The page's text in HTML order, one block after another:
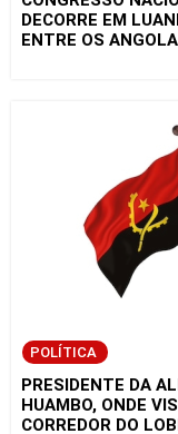
DECORRE EM
ENTRE OS
POLÍTICA
PRESIDENTE DA
HUAMBO, ONDE
CORREDOR DO